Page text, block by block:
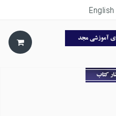
English